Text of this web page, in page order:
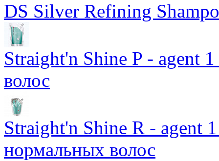
DS Silver Refining
Straight'n Shine P - agent
волос
Straight'n Shine R - agent
нормальных волос